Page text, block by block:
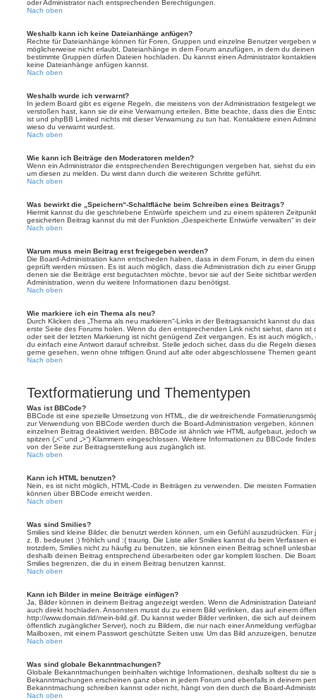
oder Administrator nach entsprechenden Berechtigungen.
Nach oben
Weshalb kann ich keine Dateianhänge anfügen?
Rechte für Dateianhänge können für Foren, Gruppen und einzelne Benutzer vergeben
möglicherweise nicht erlaubt, Dateianhänge in dem Forum anzufügen, in dem du
bestimmte Gruppen dürfen Dateien hochladen. Du kannst einen Administrator
keine Dateianhänge anfügen kannst.
Nach oben
Weshalb wurde ich verwarnt?
In jedem Board gibt es eigene Regeln, die meistens von der Administration festgelegt
verstoßen hast, kann sie dir eine Verwarnung erteilen. Bitte beachte, dass dies die
ist und phpBB Limited nichts mit dieser Verwarnung zu tun hat. Kontaktiere einen
wieso du verwarnt wurdest.
Nach oben
Wie kann ich Beiträge den Moderatoren melden?
Wenn ein Administrator die entsprechenden Berechtigungen vergeben hat, siehst du
um diesen zu melden. Du wirst dann durch die weiteren Schritte geführt.
Nach oben
Was bewirkt die „Speichern“-Schaltfläche beim Schreiben eines Beitrags?
Hiermit kannst du die geschriebene Entwürfe speichern und zu einem späteren
gesicherten Beitrag kannst du mit der Funktion „Gespeicherte Entwürfe verwalten“ in
Nach oben
Warum muss mein Beitrag erst freigegeben werden?
Die Board-Administration kann entschieden haben, dass in dem Forum, in dem du
geprüft werden müssen. Es ist auch möglich, dass die Administration dich zu einer
denen sie die Beiträge erst begutachten möchte, bevor sie auf der Seite sichtbar
Administration, wenn du weitere Informationen dazu benötigst.
Nach oben
Wie markiere ich ein Thema als neu?
Durch Klicken des „Thema als neu markieren“-Links in der Beitragsansicht kannst du
erste Seite des Forums holen. Wenn du den entsprechenden Link nicht siehst, dann ist
oder seit der letzten Markierung ist nicht genügend Zeit vergangen. Es ist auch
du einfach eine Antwort darauf schreibst. Stelle jedoch sicher, dass du die Regeln
gerne gesehen, wenn ohne triftigen Grund auf alte oder abgeschlossene Themen
Nach oben
Textformatierung und Thementypen
Was ist BBCode?
BBCode ist eine spezielle Umsetzung von HTML, die dir weitreichende
zur Verwendung von BBCode werden durch die Board-Administration vergeben,
einzelnen Beitrag deaktiviert werden. BBCode ist ähnlich wie HTML aufgebaut, jedoch
spitzen („<“ und „>“) Klammern eingeschlossen. Weitere Informationen zu BBCode
von der Seite zur Beitragserstellung aus zugänglich ist.
Nach oben
Kann ich HTML benutzen?
Nein, es ist nicht möglich, HTML-Code in Beiträgen zu verwenden. Die meisten
können über BBCode erreicht werden.
Nach oben
Was sind Smilies?
Smilies sind kleine Bilder, die benutzt werden können, um ein Gefühl auszudrücken.
z. B. bedeutet :) fröhlich und :( traurig. Die Liste aller Smilies kannst du beim Verfassen
trotzdem, Smilies nicht zu häufig zu benutzen, sie können einen Beitrag schnell
deshalb deinen Beitrag entsprechend überarbeiten oder gar komplett löschen. Die
Smilies begrenzen, die du in einem Beitrag benutzen kannst.
Nach oben
Kann ich Bilder in meine Beiträge einfügen?
Ja, Bilder können in deinem Beitrag angezeigt werden. Wenn die Administration
auch direkt hochladen. Ansonsten musst du zu einem Bild verlinken, das auf einem
http://www.domain.tld/mein-bild.gif. Du kannst weder Bilder verlinken, die sich auf
öffentlich zugänglicher Server), noch zu Bildern, die nur nach einer Anmeldung
Mailboxen, mit einem Passwort geschützte Seiten usw. Um das Bild anzuzeigen,
Nach oben
Was sind globale Bekanntmachungen?
Globale Bekanntmachungen beinhalten wichtige Informationen, deshalb solltest du sie
Bekanntmachungen erscheinen ganz oben in jedem Forum und ebenfalls in deinem
Bekanntmachung schreiben kannst oder nicht, hängt von den durch die Board-
Nach oben